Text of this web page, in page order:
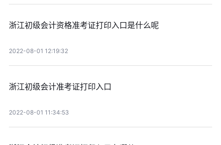
浙江初级会计资格准考证打印入口是什么呢
2022-08-01 12:19:32
浙江初级会计准考证打印入口
2022-08-01 11:34:53